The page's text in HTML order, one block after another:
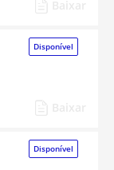
Disponível
Disponível